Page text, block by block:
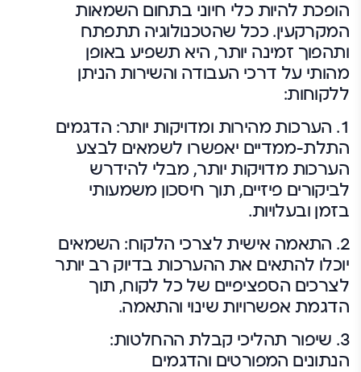
הופכת להיות כלי חיוני בתחום השמאות
המקרקעין. ככל שהטכנולוגיה תתפתח
ותהפוך זמינה יותר, היא תשפיע באופן
מהותי על דרכי העבודה והשירות הניתן
ללקוחות:
1. הערכות מהירות ומדויקות יותר: הדגמים
התלת-ממדיים יאפשרו לשמאים לבצע
הערכות מדויקות יותר, מבלי להידרש
לביקורים פיזיים, תוך חיסכון משמעותי
בזמן ובעלויות.
2. התאמה אישית לצרכי הלקוח: השמאים
יוכלו להתאים את ההערכות בדיוק רב יותר
לצרכים הספציפיים של כל לקוח, תוך
הדגמת אפשרויות שינוי והתאמה.
3. שיפור תהליכי קבלת ההחלטות:
הנתונים המפורטים והדגמים